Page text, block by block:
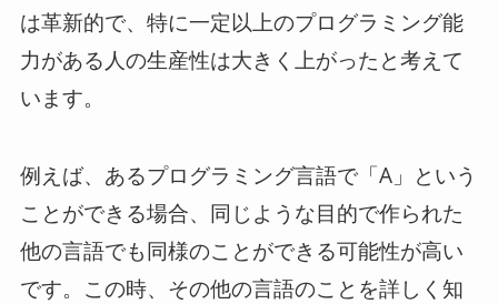
は革新的で、特に一定以上のプログラミング能
力がある人の生産性は大きく上がったと考えて
います。
例えば、あるプログラミング言語で「A」という
ことができる場合、同じような目的で作られた
他の言語でも同様のことができる可能性が高い
です。この時、その他の言語のことを詳しく知